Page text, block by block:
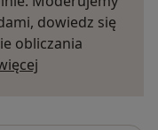
dowiedz się
obliczania